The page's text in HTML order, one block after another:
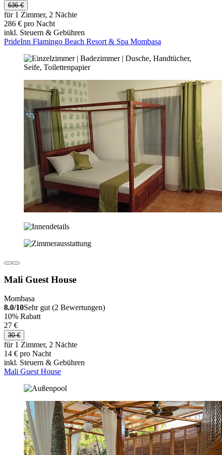
636 €
für 1 Zimmer, 2 Nächte
286 € pro Nacht
inkl. Steuern & Gebühren
PrideInn Flamingo Beach Resort & Spa Mombasa
Mali Guest House
Mombasa
8.0/10Sehr gut (2 Bewertungen)
10% Rabatt
27 €
30 €
für 1 Zimmer, 2 Nächte
14 € pro Nacht
inkl. Steuern & Gebühren
Mali Guest House